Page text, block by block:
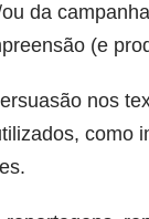
da
(e
nos
como